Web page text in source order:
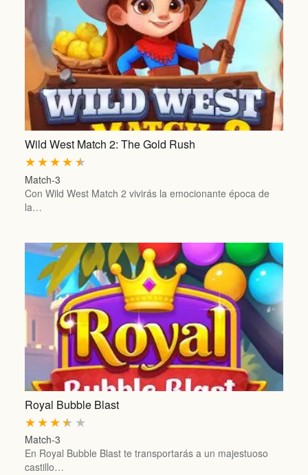
Wild West Match 2: The Gold Rush
★
★
★
★
★
Match-3
Con Wild West Match 2 vivirás la emocionante época de
la…
Royal Bubble Blast
★
★
★
★
★
Match-3
En Royal Bubble Blast te transportarás a un majestuoso
castillo…